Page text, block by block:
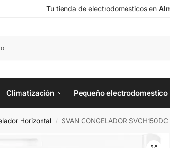
Tu tienda de electrodomésticos en
Climatización Pequeño electrodoméstico
Horizontal / SVAN CONGELADOR